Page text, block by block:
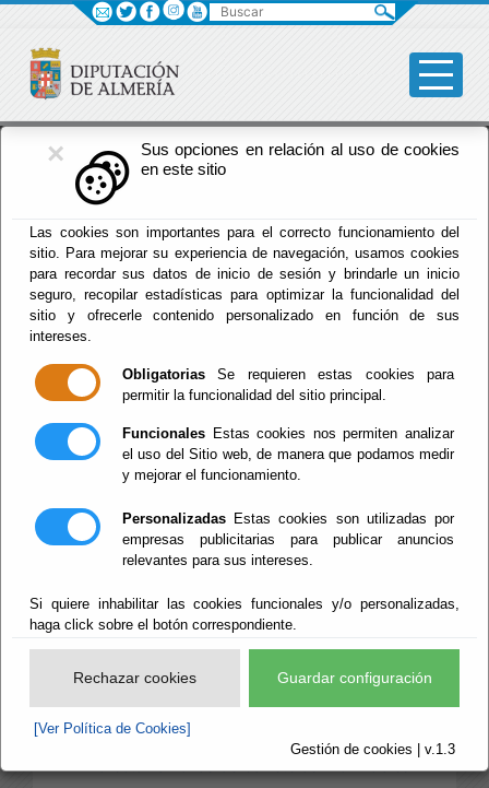
×
Sus opciones en relación al uso de cookies
en este sitio
Las cookies son importantes para el correcto funcionamiento del
sitio. Para mejorar su experiencia de navegación, usamos cookies
para recordar sus datos de inicio de sesión y brindarle un inicio
seguro, recopilar estadísticas para optimizar la funcionalidad del
sitio y ofrecerle contenido personalizado en función de sus
intereses.
Obligatorias Se requieren estas cookies para
permitir la funcionalidad del sitio principal.
Funcionales Estas cookies nos permiten analizar
el uso del Sitio web, de manera que podamos medir
y mejorar el funcionamiento.
Personalizadas Estas cookies son utilizadas por
empresas publicitarias para publicar anuncios
relevantes para sus intereses.
Si quiere inhabilitar las cookies funcionales y/o personalizadas,
haga click sobre el botón correspondiente.
Rechazar cookies Guardar configuración
[Ver Política de Cookies]
Gestión de cookies | v.1.3
Fomento
Menú Fomento
Inicio -Fomento - Vias Provinciales
Vias Provinciales
Provinciales
Mapa Provincial 1:200000
Incidencias de Carreteras Provinciales
Reglamentacion
Ordenanza Fiscal reguladora tasa por uso de
Dominio publico de Carreteras Provinciales
Carreteras Provinciales
Solicitud devolucion de fiances de obras que
Buscar